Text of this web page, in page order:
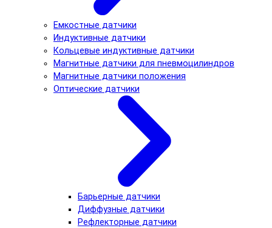
Емкостные датчики
Индуктивные датчики
Кольцевые индуктивные датчики
Магнитные датчики для пневмоцилиндров
Магнитные датчики положения
Оптические датчики
Барьерные датчики
Диффузные датчики
Рефлекторные датчики